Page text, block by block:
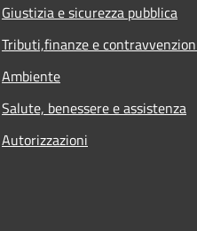
Giustizia e sicurezza pubblica
Tributi,finanze e
Ambiente
Salute, benessere e assistenza
Autorizzazioni